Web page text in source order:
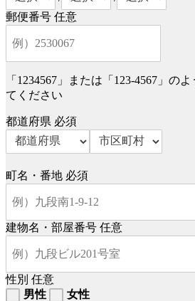
郵便番号 任意
「1234567」または「123-4567」の
てください
都道府県 必須
町名・番地 必須
建物名・部屋番号 任意
性別 任意
男性
女性